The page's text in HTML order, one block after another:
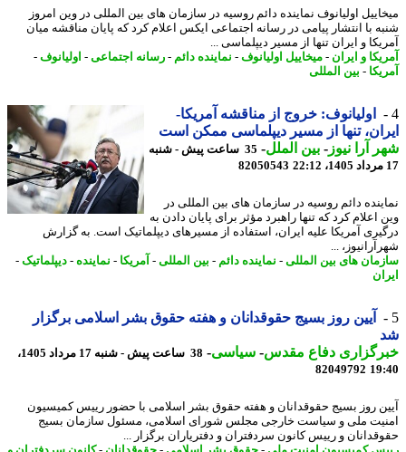
اولیانوف نماینده دائم روسیه در سازمان های بین المللی در وین امروز
با انتشار پیامی در رسانه اجتماعی ایکس اعلام کرد که پایان مناقشه میان
و ایران تنها از مسیر دیپلماسی ...
و ایران - میخاییل اولیانوف-نماینده دائم - رسانه اجتماعی-اولیانوف-
- بین المللی
اولیانوف: خروج از مناقشه آمریکا-
تنها از مسیر دیپلماسی ممکن است
آرا نیوز-بین الملل-
35 ساعت پیش - شنبه
82050543
دائم روسیه در سازمان های بین المللی در
اعلام کرد که تنها راهبرد مؤثر برای پایان دادن به
آمریکا علیه ایران، استفاده از مسیرهای دیپلماتیک است. به گزارش
...
های بین المللی-نماینده دائم - بین المللی-آمریکا- نماینده-دیپلماتیک-
آیین روز بسیج حقوقدانان و هفته حقوق بشر اسلامی برگزار
دفاع مقدس-سیاسی-
38 ساعت پیش - شنبه 17 مرداد 1405،
82049792
روز بسیج حقوقدانان و هفته حقوق بشر اسلامی با حضور رییس کمیسیون
ملی و سیاست خارجی مجلس شورای اسلامی، مسئول سازمان بسیج
و رییس کانون سردفتران و دفتریاران برگزار ...